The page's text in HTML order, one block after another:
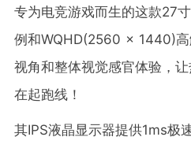
专为电竞游戏而生的这款27
例和WQHD(2560 x 1440)
视角和整体视觉感官体验，
在起跑线！
其IPS液晶显示器提供1ms极